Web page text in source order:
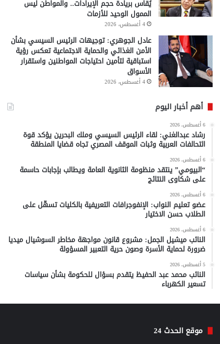
يُقاس بريادة حجم الإيرادات.. والمواطن ليس
الممول الوحيد للأزمات
4 أغسطس، 2026
عادل الجوهري: توجيهات الرئيس السيسي بشأن
الأمن الغذائي والحماية الاجتماعية تعكس رؤية
استباقية لتأمين احتياجات المواطنين واستقرار
الأسواق
4 أغسطس، 2026
أهم أخبار اليوم
6 أغسطس، 2026
رشاد عبدالغني: لقاء الرئيس السيسي وملك البحرين يؤكد قوة
التحالفات العربية وثبات الموقف المصري تجاه قضايا المنطقة
6 أغسطس، 2026
“البيومي” ينتقد منظومة الثانوية العامة ويطالب بإجابات حاسمة
على شكاوى النتائج
6 أغسطس، 2026
عضو تعليم النواب: الإنفوجرافات التعريفية بالكليات تسهّل على
الطلاب حسن الاختيار
6 أغسطس، 2026
النائب ميشيل الجمل: مشروع قانون مواجهة مخاطر السوشيال ميديا
ضرورة لحماية الأسرة وصون حرية التعبير المسؤولة
5 أغسطس، 2026
النائب محمد عبد الحفيظ يتقدم بسؤال للحكومة بشأن سياسات
تسعير الكهرباء
موقع الحدث 24